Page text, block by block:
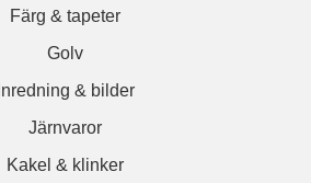
Färg & tapeter
Golv
Inredning & bilder
Järnvaror
Kakel & klinker